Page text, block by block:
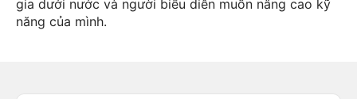
gia dưới nước và người biểu diễn muốn nâng cao kỹ
năng của mình.